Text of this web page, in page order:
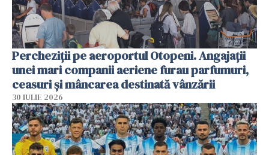
Percheziții pe aeroportul Otopeni. Angajații
unei mari companii aeriene furau parfumuri,
ceasuri și mâncarea destinată vânzării
30 IULIE 2026